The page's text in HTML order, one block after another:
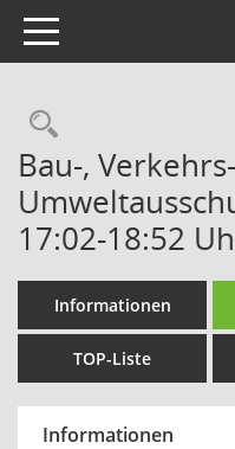
Toggle navigation
Bau-,
17:02-18:52
Informationen
TOP-Liste
Informationen